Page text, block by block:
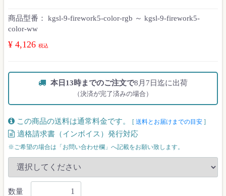
商品型番： kgsl-9-firework5-color-rgb ～ kgsl-9-firework5-
color-ww
¥ 4,126 税込
本日13時までのご注文で8月7日迄に出荷
（決済が完了済みの場合）
この商品の送料は通常料金です。 [ 送料とお届けまでの目安 ]
適格請求書（インボイス）発行対応
※ご希望の場合は「お問い合わせ欄」へ記載をお願い致します。
数量